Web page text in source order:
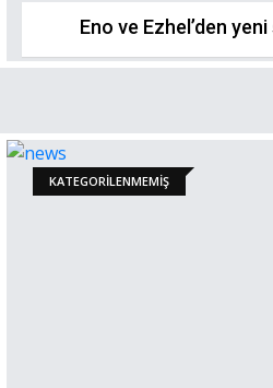
Eno ve Ezhel’den yeni
KATEGORILENMEMIŞ